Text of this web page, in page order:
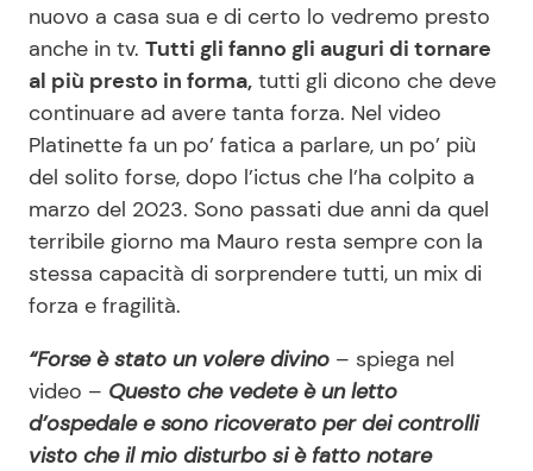
nuovo a casa sua e di certo lo vedremo presto
anche in tv. Tutti gli fanno gli auguri di tornare
al più presto in forma, tutti gli dicono che deve
continuare ad avere tanta forza. Nel video
Platinette fa un po’ fatica a parlare, un po’ più
del solito forse, dopo l’ictus che l’ha colpito a
marzo del 2023. Sono passati due anni da quel
terribile giorno ma Mauro resta sempre con la
stessa capacità di sorprendere tutti, un mix di
forza e fragilità.
“Forse è stato un volere divino – spiega nel
video – Questo che vedete è un letto
d’ospedale e sono ricoverato per dei controlli
visto che il mio disturbo si è fatto notare